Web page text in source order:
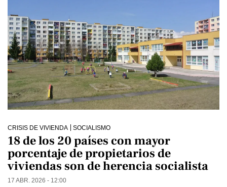
CRISIS DE VIVIENDA SOCIALISMO
18 de los 20 países con mayor
porcentaje de propietarios de
viviendas son de herencia socialista
17 ABR. 2026 - 12:00